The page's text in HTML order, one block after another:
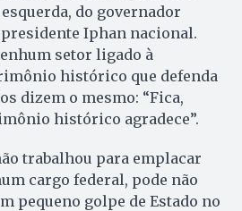
do governador
Iphan nacional.
setor ligado à
histórico que defenda
dizem o mesmo: “Fica,
histórico agradece”.
trabalhou para emplacar
cargo federal, pode não
pequeno golpe de Estado no